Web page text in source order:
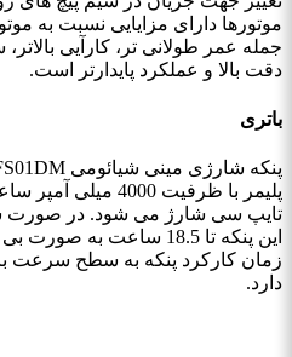
جمله عمر طولانی ‌تر، کارآیی
دقت بالا و عملکرد پایدارتر است.
باتری
پلیمر با ظرفیت
تایپ سی شارژ می ‌شود. در صورت
این پنکه تا 18.5 ساعت به
زمان کارکرد پنکه به سطح سرعت
دارد.